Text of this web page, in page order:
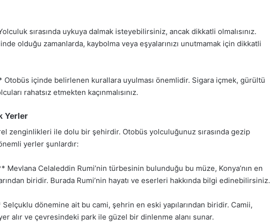
sırasında uykuya dalmak isteyebilirsiniz, ancak dikkatli olmalısınız.
olduğu zamanlarda, kaybolma veya eşyalarınızı unutmamak için dikkatli
içinde belirlenen kurallara uyulması önemlidir. Sigara içmek, gürültü
rahatsız etmekten kaçınmalısınız.
Yerler
zenginlikleri ile dolu bir şehirdir. Otobüs yolculuğunuz sırasında gezip
yerler şunlardır:
Mevlana Celaleddin Rumi’nin türbesinin bulunduğu bu müze, Konya’nın en
biridir. Burada Rumi’nin hayatı ve eserleri hakkında bilgi edinebilirsiniz.
dönemine ait bu cami, şehrin en eski yapılarından biridir. Camii,
alır ve çevresindeki park ile güzel bir dinlenme alanı sunar.